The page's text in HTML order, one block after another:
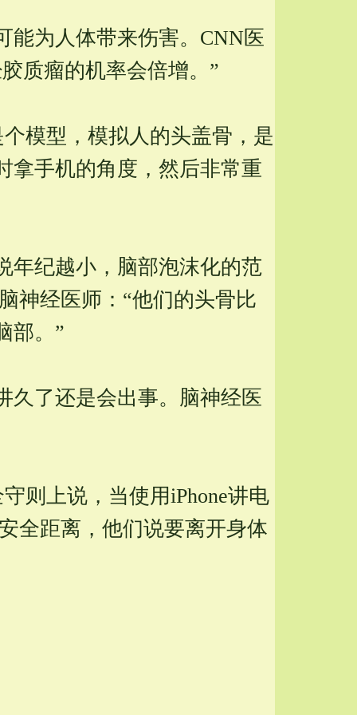
能为人体带来伤害。CNN医
质瘤的机率会倍增。”
模型，模拟人的头盖骨，是
拿手机的角度，然后非常重
年纪越小，脑部泡沫化的范
神经医师：“他们的头骨比
部。”
久了还是会出事。脑神经医
则上说，当使用iPhone讲电
全距离，他们说要离开身体